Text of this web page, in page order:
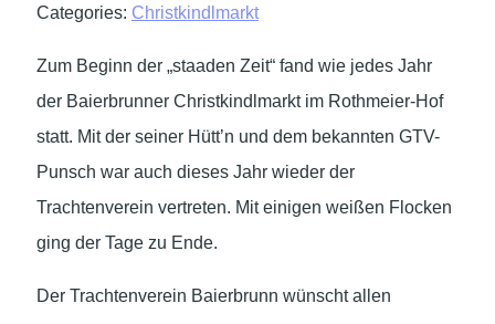
Categories: Christkindlmarkt
Zum Beginn der „staaden Zeit“ fand wie jedes Jahr
der Baierbrunner Christkindlmarkt im Rothmeier-Hof
statt. Mit der seiner Hütt’n und dem bekannten GTV-
Punsch war auch dieses Jahr wieder der
Trachtenverein vertreten. Mit einigen weißen Flocken
ging der Tage zu Ende.
Der Trachtenverein Baierbrunn wünscht allen